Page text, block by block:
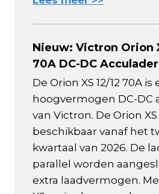
Nieuw: Victron Orion
70A DC-DC Acculader
De Orion XS 12/12 70A
hoogvermogen DC-DC
van Victron. De Orion XS
beschikbaar vanaf het
kwartaal van 2026. De
parallel worden
extra laadvermogen.